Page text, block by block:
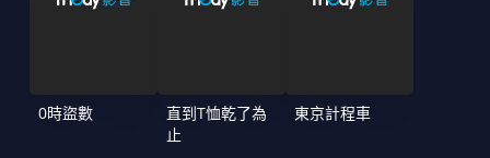
0時盜數
直到T恤乾了為
止
東京計程車